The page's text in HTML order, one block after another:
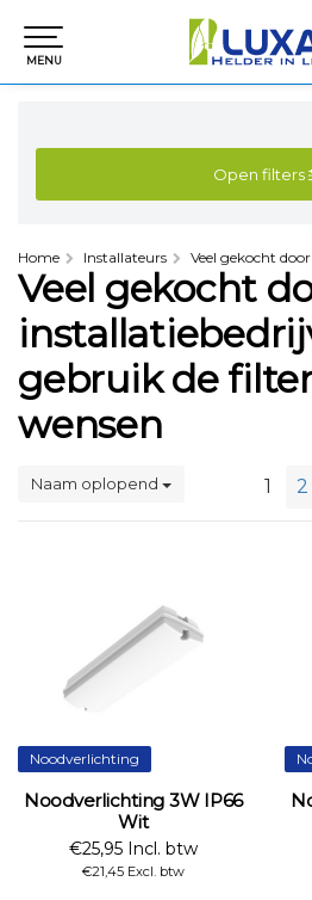
MENU
Open filters
Home Installateurs Veel gekocht
Veel gekocht
gebruik de
wensen
Naam oplopend 1 2
Noodverlichting
Noodverlichting 3W IP66
Wit
€25,95 Incl. btw
€21,45 Excl. btw